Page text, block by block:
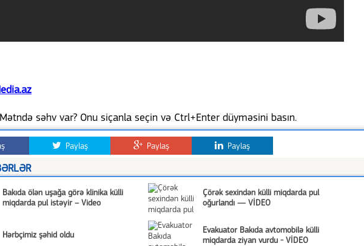
Mətndə səhv var? Onu siçanla seçin və Ctrl+Enter düyməsini basın.
Paylaş Paylaş Paylaş
Bakıda ölən uşağa görə klinika külli
miqdarda pul istəyir – Video
Çörək sexindən külli miqdarda pul
oğurlandı — VİDEO
Hərbçimiz şəhid oldu
Evakuator Bakıda avtomobilə külli
miqdarda ziyan vurdu - VİDEO